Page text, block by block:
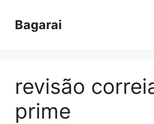
paraBagarai
revisão
prime